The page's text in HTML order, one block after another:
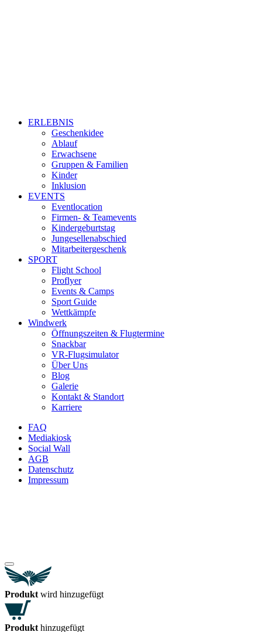
ERLEBNIS
Geschenkidee
Ablauf
Erwachsene
Gruppen & Familien
Kinder
Inklusion
EVENTS
Eventlocation
Firmen- & Teamevents
Kindergeburtstag
Jungesellenabschied
Mitarbeitergeschenk
SPORT
Flight School
Proflyer
Events & Camps
Sport Guide
Wettkämpfe
Windwerk
Öffnungszeiten & Flugtermine
Snackbar
VR-Flugsimulator
Über Uns
Blog
Galerie
Kontakt & Standort
Karriere
FAQ
Mediakiosk
Social Wall
AGB
Datenschutz
Impressum
Produkt wird hinzugefügt
Produkt hinzugefügt